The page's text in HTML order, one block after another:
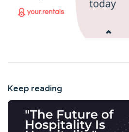
Keep reading